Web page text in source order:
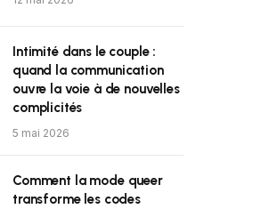
Intimité dans le couple :
quand la communication
ouvre la voie à de nouvelles
complicités
5 mai 2026
Comment la mode queer
transforme les codes